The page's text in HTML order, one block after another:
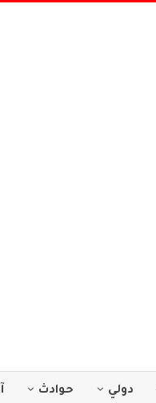
دولي حوادث